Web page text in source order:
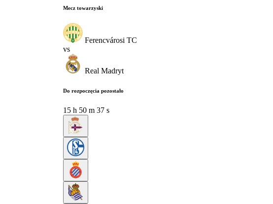
Mecz towarzyski
Ferencvárosi TC
vs
Real Madryt
Do rozpoczęcia pozostało
15 h 50 m 36 s